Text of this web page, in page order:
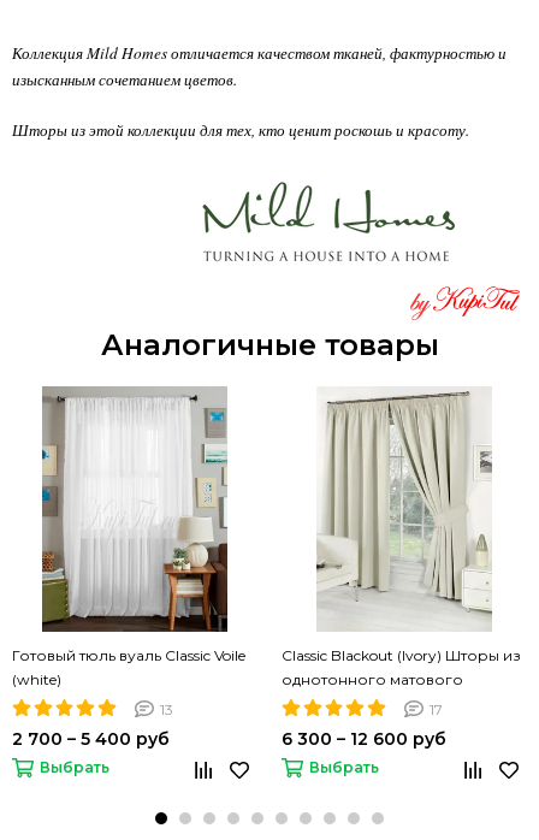
Коллекция Mild Homes отличается качеством тканей, фактурностью и
изысканным сочетанием цветов.
Шторы из этой коллекции для тех, кто ценит роскошь и красоту.
Аналогичные товары
Готовый тюль вуаль Classic Voile
(white)
13
2 700 – 5 400 руб
Выбрать
Classic Blackout (Ivory) Шторы из
однотонного матового
блэкаута
17
6 300 – 12 600 руб
Выбрать